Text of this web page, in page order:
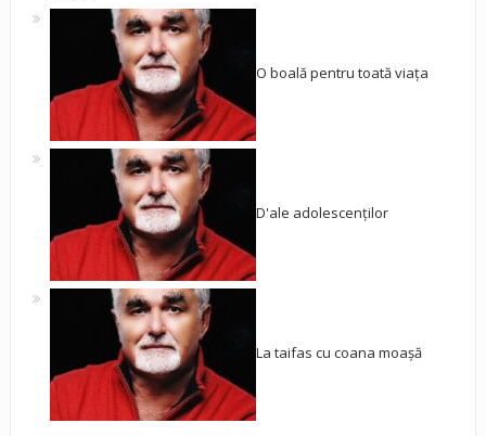
O boală pentru toată viața
D'ale adolescenților
La taifas cu coana moașă